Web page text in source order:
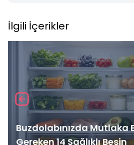
İlgili İçerikler
Buzdolabınızda Mutlaka
Gereken 14 Sağlıklı Besin